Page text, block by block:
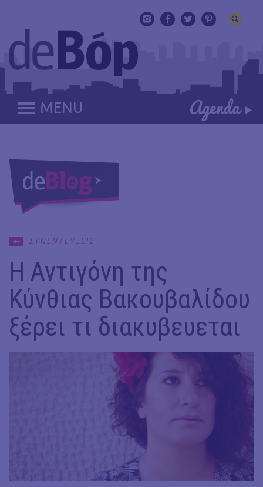
MENU
ΣΥΝΕΝΤΕΥΞΕΙΣ
Η Αντιγόνη της
Κύνθιας Βακουβαλίδου
ξέρει τι διακυβευεται